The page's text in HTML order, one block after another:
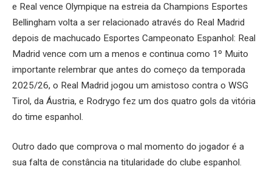
e Real vence Olympique na estreia da Champions Esportes
Bellingham volta a ser relacionado através do Real Madrid
depois de machucado Esportes Campeonato Espanhol: Real
Madrid vence com um a menos e continua como 1º Muito
importante relembrar que antes do começo da temporada
2025/26, o Real Madrid jogou um amistoso contra o WSG
Tirol, da Áustria, e Rodrygo fez um dos quatro gols da vitória
do time espanhol.
Outro dado que comprova o mal momento do jogador é a
sua falta de constância na titularidade do clube espanhol.